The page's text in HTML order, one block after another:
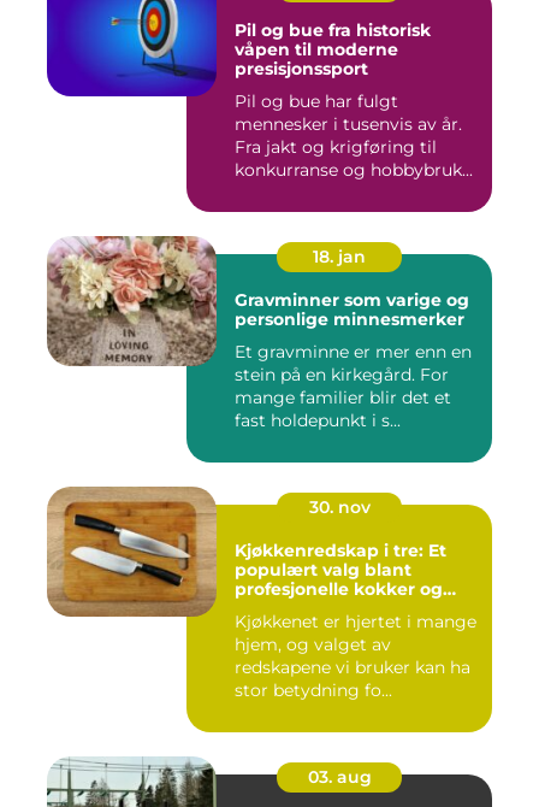
Pil og bue fra historisk
våpen til moderne
presisjonssport
Pil og bue har fulgt
mennesker i tusenvis av år.
Fra jakt og krigføring til
konkurranse og hobbybruk...
18. jan
Gravminner som varige og
personlige minnesmerker
Et gravminne er mer enn en
stein på en kirkegård. For
mange familier blir det et
fast holdepunkt i s...
30. nov
Kjøkkenredskap i tre: Et
populært valg blant
profesjonelle kokker og
Kjøkkenet er hjertet i mange
hjem, og valget av
redskapene vi bruker kan ha
stor betydning fo...
03. aug